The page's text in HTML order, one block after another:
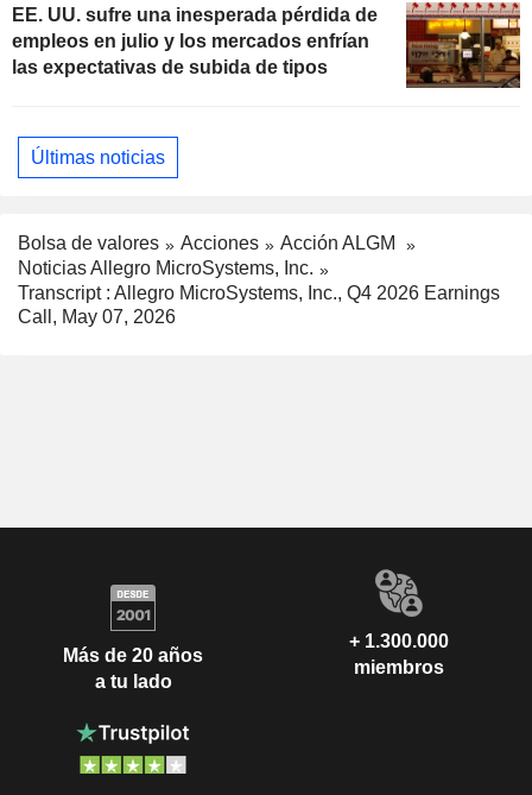
EE. UU. sufre una inesperada pérdida de
empleos en julio y los mercados enfrían
las expectativas de subida de tipos
Últimas noticias
Bolsa de valores Acciones
Acción ALGM
Noticias Allegro MicroSystems, Inc.
Transcript : Allegro MicroSystems, Inc., Q4 2026 Earnings
Call, May 07, 2026
Más de 20 años
a tu lado
+ 1.300.000
miembros